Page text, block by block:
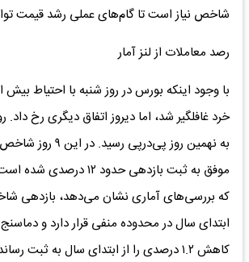
شاخص نیاز است تا گام‌های عملی رشد قیمت
رصد معاملات از لنز آمار
با وجود اینکه بورس در روز شنبه با احتیاط بیش
خرد غافلگیر شد، اما دیروز اتفاق دیگری رخ
به نهمین روز پی‌در‌پی
موفق به ثبت بازدهی حدود
که بررسی‌های آماری نشان می‌دهد، بازدهی
ابتدای سال در محدوده منفی قرار دارد و
کاهش ۱.۲ درصدی را از ابتدای سال به ثبت رسانده است.